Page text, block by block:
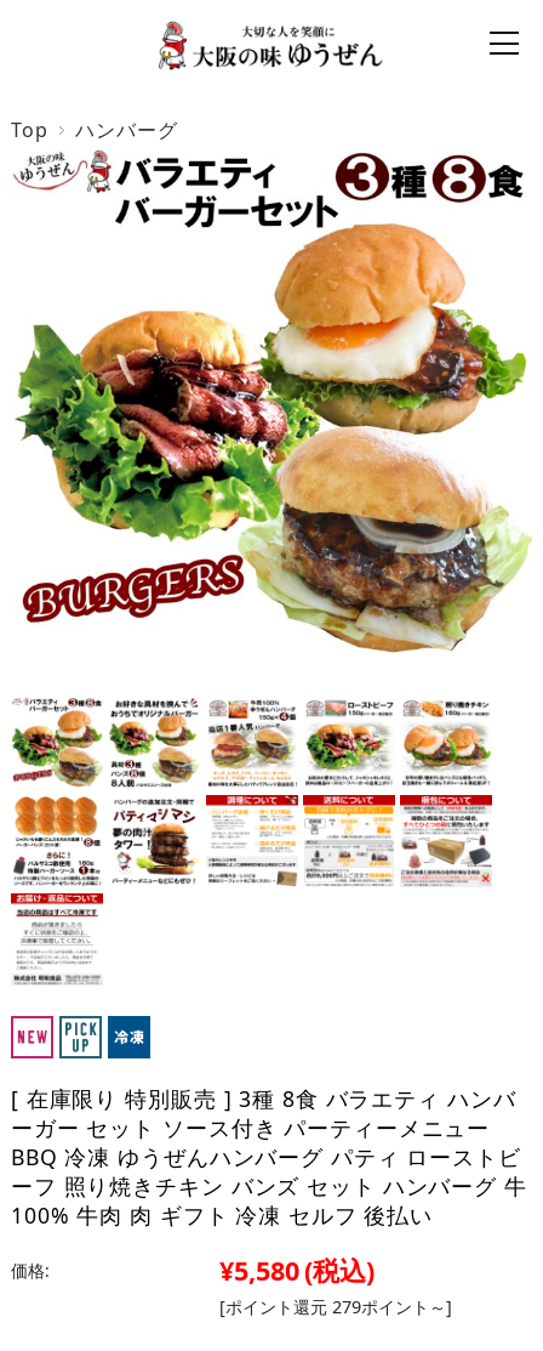
Top ハンバーグ
[ 在庫限り 特別販売 ] 3種 8食 バラエティ ハンバ
ーガー セット ソース付き パーティーメニュー
BBQ 冷凍 ゆうぜんハンバーグ パティ ローストビ
ーフ 照り焼きチキン バンズ セット ハンバーグ 牛
100% 牛肉 肉 ギフト 冷凍 セルフ 後払い
価格: ¥5,580(税込)
[ポイント還元 279ポイント～]